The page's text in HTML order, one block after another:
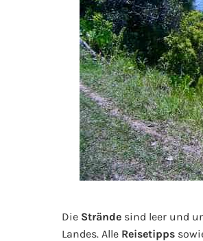
Die Strände sind leer und
Landes. Alle Reisetipps